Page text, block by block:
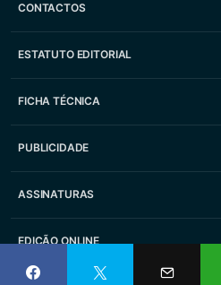
CONTACTOS
ESTATUTO EDITORIAL
FICHA TÉCNICA
PUBLICIDADE
ASSINATURAS
EDIÇÃO ONLINE